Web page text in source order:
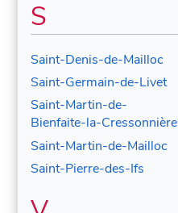
S
Saint-Denis-de-Mailloc
Saint-Germain-de-Livet
Saint-Martin-de-
Bienfaite-la-Cressonnière
Saint-Martin-de-Mailloc
Saint-Pierre-des-Ifs